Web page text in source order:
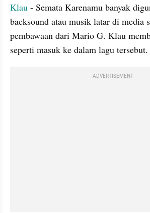
Klau - Semata Karenamu banyak
backsound atau musik latar di media
pembawaan dari Mario G. Klau
seperti masuk ke dalam lagu tersebut.
ADVERTISEMENT